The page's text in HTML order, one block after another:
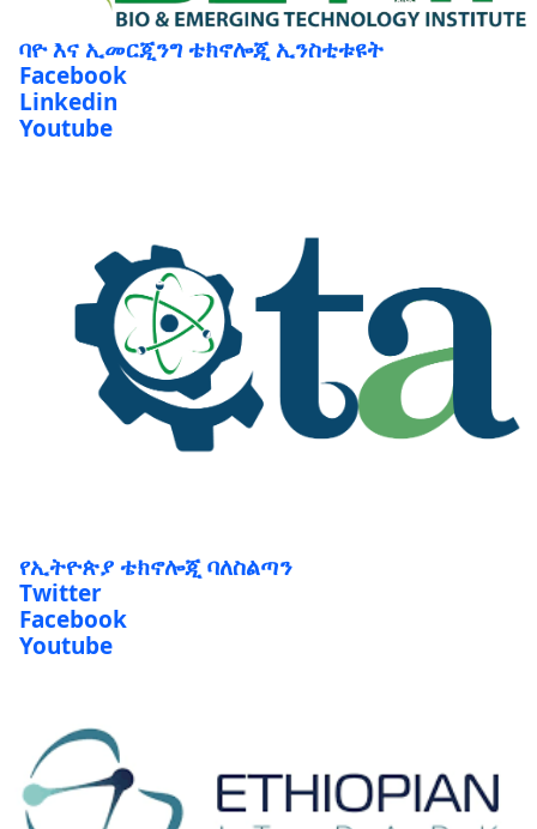
ባዮ እና ኢመርጂንግ ቴክኖሎጂ ኢንስቲቱዩት
Facebook
Linkedin
Youtube
የኢትዮጵያ ቴክኖሎጂ ባለስልጣን
Twitter
Facebook
Youtube